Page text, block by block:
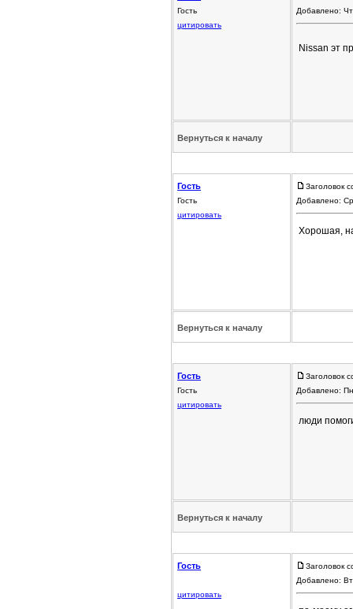
Гость
цитировать
Добавлено:
Nissan эт
Вернуться к началу
Гость
Гость
цитировать
Заголовок
Добавлено:
Хорошая,
Вернуться к началу
Гость
Гость
цитировать
Заголовок
Добавлено:
люди
Вернуться к началу
Гость
цитировать
Заголовок
Добавлено: